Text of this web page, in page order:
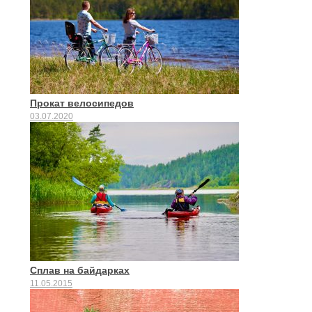
Прокат велосипедов
03.07.2020
Сплав на байдарках
11.05.2015